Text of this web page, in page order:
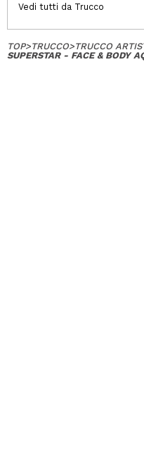
Vedi tutti da Trucco
TOP>TRUCCO>TRUCCO
SUPERSTAR - FACE & BODY